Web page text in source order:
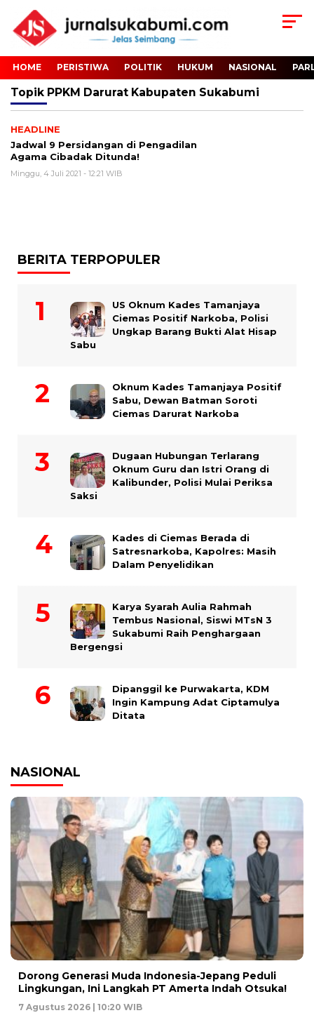
HOME PERISTIWA POLITIK HUKUM NASIONAL
Topik PPKM Darurat Kabupaten Sukabumi
HEADLINE
Jadwal 9 Persidangan di Pengadilan
Agama Cibadak Ditunda!
Minggu, 4 Juli 2021 - 12:21 WIB
BERITA TERPOPULER
US Oknum Kades Tamanjaya
Ciemas Positif Narkoba, Polisi
Ungkap Barang Bukti Alat Hisap
Sabu
Oknum Kades Tamanjaya Positif
Sabu, Dewan Batman Soroti
Ciemas Darurat Narkoba
Dugaan Hubungan Terlarang
Oknum Guru dan Istri Orang di
Kalibunder, Polisi Mulai Periksa
Saksi
Kades di Ciemas Berada di
Satresnarkoba, Kapolres: Masih
Dalam Penyelidikan
Karya Syarah Aulia Rahmah
Tembus Nasional, Siswi MTsN 3
Sukabumi Raih Penghargaan
Bergengsi
Dipanggil ke Purwakarta, KDM
Ingin Kampung Adat Ciptamulya
Ditata
NASIONAL
Dorong Generasi Muda Indonesia-Jepang Peduli
Lingkungan, Ini Langkah PT Amerta Indah Otsuka!
7 Agustus 2026 | 10:20 WIB